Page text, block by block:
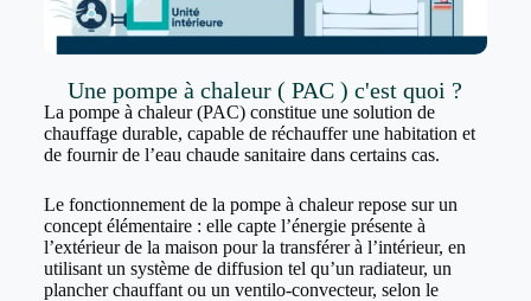
Une pompe à chaleur ( PAC ) c'est quoi ?
La pompe à chaleur (PAC) constitue une solution de
chauffage durable, capable de réchauffer une habitation et
de fournir de l’eau chaude sanitaire dans certains cas.
Le fonctionnement de la pompe à chaleur repose sur un
concept élémentaire : elle capte l’énergie présente à
l’extérieur de la maison pour la transférer à l’intérieur, en
utilisant un système de diffusion tel qu’un radiateur, un
plancher chauffant ou un ventilo-convecteur, selon le